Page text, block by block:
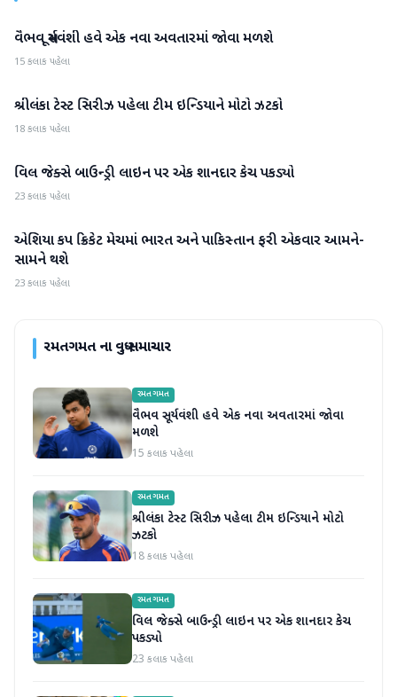
રમતગમત
વૈભવ સૂર્યવંશી હવે એક નવા અવતારમાં જોવા મળશે
15 કલાક પહેલા
રમતગમત
શ્રીલંકા ટેસ્ટ સિરીઝ પહેલા ટીમ ઇન્ડિયાને મોટો ઝટકો
18 કલાક પહેલા
રમતગમત
વિલ જેક્સે બાઉન્ડ્રી લાઇન પર એક શાનદાર કેચ પકડ્યો
23 કલાક પહેલા
રમતગમત
એશિયા કપ ક્રિકેટ મેચમાં ભારત અને પાકિસ્તાન ફરી એકવાર આમને-
સામને થશે
23 કલાક પહેલા
રમતગમતના વધુ સમાચાર
રમતગમત
વૈભવ સૂર્યવંશી હવે એક નવા અવતારમાં જોવા
મળશે
15 કલાક પહેલા
રમતગમત
શ્રીલંકા ટેસ્ટ સિરીઝ પહેલા ટીમ ઇન્ડિયાને મોટો
ઝટકો
18 કલાક પહેલા
રમતગમત
વિલ જેક્સે બાઉન્ડ્રી લાઇન પર એક શાનદાર કેચ
પકડ્યો
23 કલાક પહેલા